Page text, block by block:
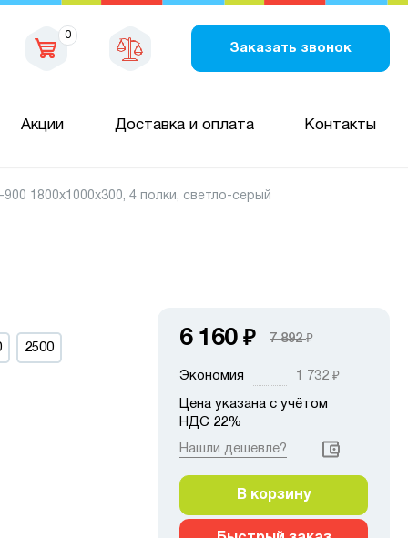
0
Заказать звонок
Акции Доставка и оплата Контакты
1800х1000х300, 4 полки, светло-серый
2500 6 160 ₽ 7 892₽
Экономия 1 732 ₽
Цена указана с учётом
НДС 22%
Нашли дешевле?
В корзину